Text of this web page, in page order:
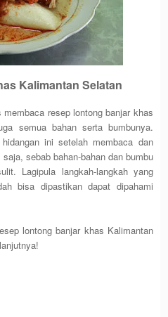
Kalimantan Selatan
resep lontong banjar khas
semua bahan serta bumbunya.
ini setelah membaca dan
sebab bahan-bahan dan bumbu
Lagipula langkah-langkah yang
bisa dipastikan dapat dipahami
lontong banjar khas Kalimantan